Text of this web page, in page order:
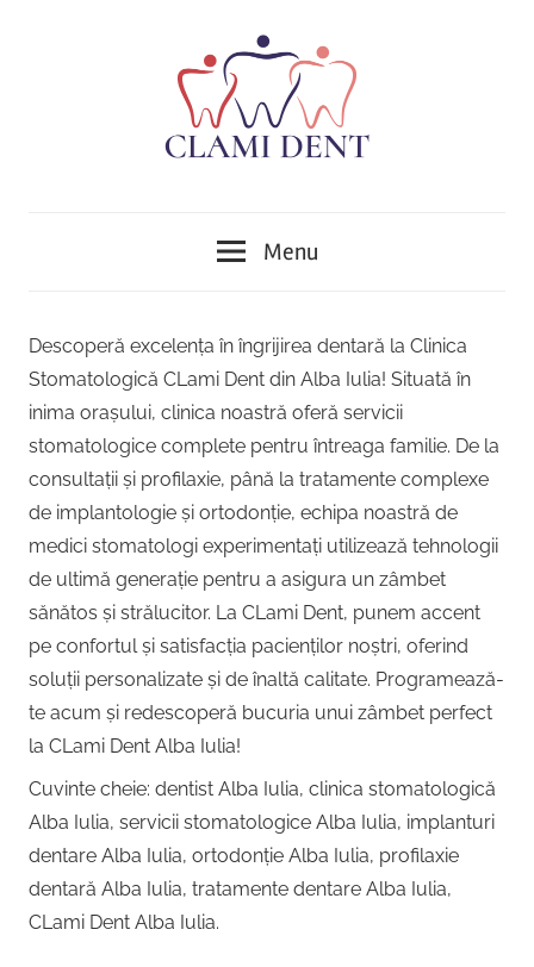
Stomatologică
Clami
Dent
Alba
Iulia
|
Centru
Implantologie
Tratamentul
Cariilor,
Endodonție
,Implant
dentar,
Stomatologie
Copii,
Dentist,
Strada
Lăncrănjan
19,
Alba
Iulia
510218,
România
+40754463365
Menu
Descoperă excelența în îngrijirea dentară la Clinica
Stomatologică CLami Dent din Alba Iulia! Situată în
inima orașului, clinica noastră oferă servicii
stomatologice complete pentru întreaga familie. De la
consultații și profilaxie, până la tratamente complexe
de implantologie și ortodonție, echipa noastră de
medici stomatologi experimentați utilizează tehnologii
de ultimă generație pentru a asigura un zâmbet
sănătos și strălucitor. La CLami Dent, punem accent
pe confortul și satisfacția pacienților noștri, oferind
soluții personalizate și de înaltă calitate. Programează-
te acum și redescoperă bucuria unui zâmbet perfect
la CLami Dent Alba Iulia!
Cuvinte cheie: dentist Alba Iulia, clinica stomatologică
Alba Iulia, servicii stomatologice Alba Iulia, implanturi
dentare Alba Iulia, ortodonție Alba Iulia, profilaxie
dentară Alba Iulia, tratamente dentare Alba Iulia,
CLami Dent Alba Iulia.